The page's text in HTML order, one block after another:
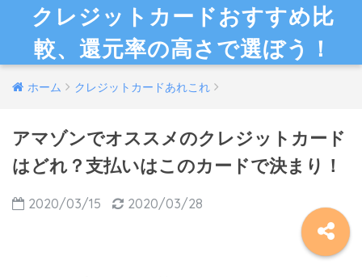
クレジットカードおすすめ比
較、還元率の高さで選ぼう！
ホーム クレジットカードあれこれ
アマゾンでオススメのクレジットカード
はどれ？支払いはこのカードで決まり！
2020/03/15 2020/03/28